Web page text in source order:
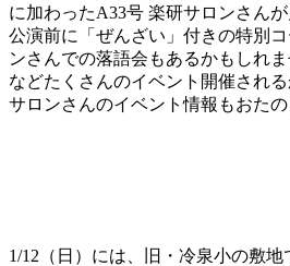
に加わったA33号 楽研サロンさん
公演前に「ぜんざい」付きの特別
ンさんでの落語会もあるかもしれ
などたくさんのイベント開催され
サロンさんのイベント情報もおたの
1/12（日）には、旧・冷泉小の敷